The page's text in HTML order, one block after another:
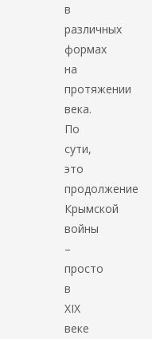
в
различных
формах
на
протяжении
века.
По
сути,
это
продолжение
Крымской
войны
–
просто
в
XIX
веке